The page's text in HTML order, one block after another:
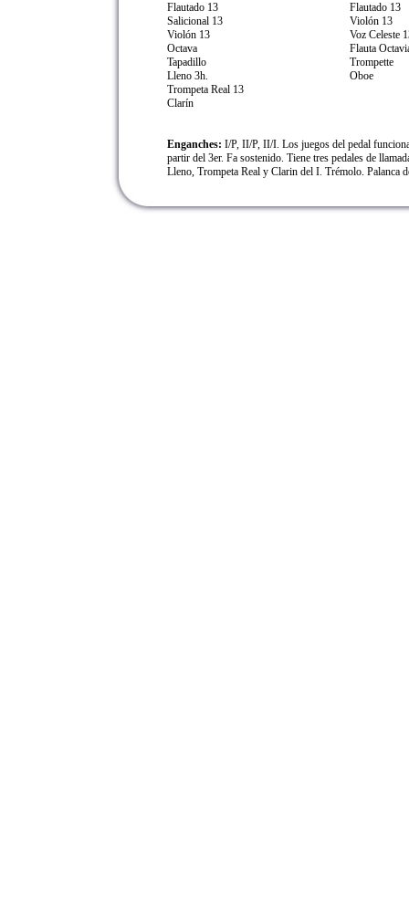
Flautado 13
Salicional 13
Violón 13
Octava
Tapadillo
Lleno 3h.
Trompeta Real 13
Clarín
Flautado 13
Violón 13
Voz Celeste
Flauta
Trompette
Oboe
Enganches: I/P, II/P, II/I. Los juegos del pedal
partir del 3er. Fa sostenido. Tiene tres pedales de
Lleno, Trompeta Real y Clarin del I. Trémolo. Palanca